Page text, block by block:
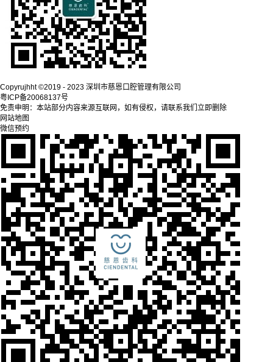
Copyrujhht ©2019 - 2023 深圳市慈恩口腔管理有限公司
粤ICP备20068137号
免责申明：本站部分内容来源互联网，如有侵权，请联系我们立即删除
网站地图
微信预约